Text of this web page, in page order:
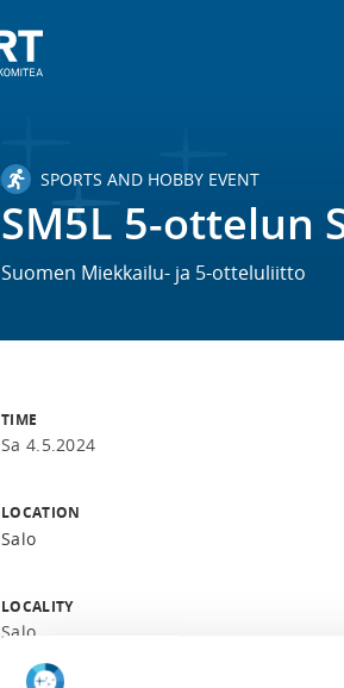
SPORTS AND HOBBY EVENT
SM5L 5-ottelun
Suomen Miekkailu- ja 5-otteluliitto
TIME
Sa 4.5.2024
LOCATION
Salo
LOCALITY
Salo